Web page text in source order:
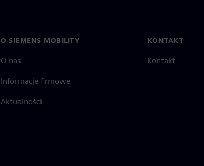
O SIEMENS MOBILITY
O nas
Informacje firmowe
Aktualności
KONTAKT
Kontakt